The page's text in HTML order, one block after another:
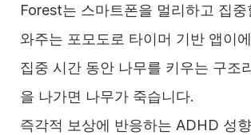
Forest는 스마트폰을 멀리하고 집
와주는 포모도로 타이머 기반 앱이
집중 시간 동안 나무를 키우는 구조
을 나가면 나무가 죽습니다.
즉각적 보상에 반응하는 ADHD 성